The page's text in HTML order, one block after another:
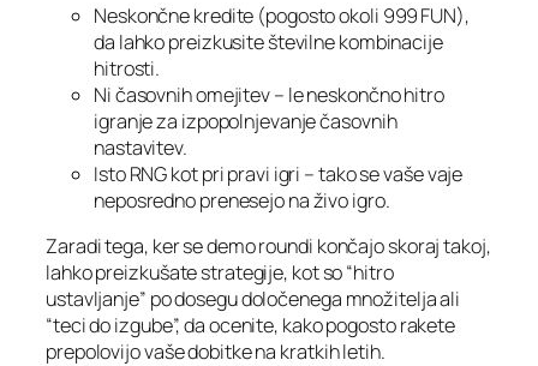
Neskončne kredite (pogosto okoli 999 FUN),
da lahko preizkusite številne kombinacije
hitrosti.
Ni časovnih omejitev – le neskončno hitro
igranje za izpopolnjevanje časovnih
nastavitev.
Isto RNG kot pri pravi igri – tako se vaše vaje
neposredno prenesejo na živo igro.
Zaradi tega, ker se demo roundi končajo skoraj takoj,
lahko preizkušate strategije, kot so “hitro
ustavljanje” po dosegu določenega množitelja ali
“teci do izgube”, da ocenite, kako pogosto rakete
prepolovijo vaše dobitke na kratkih letih.